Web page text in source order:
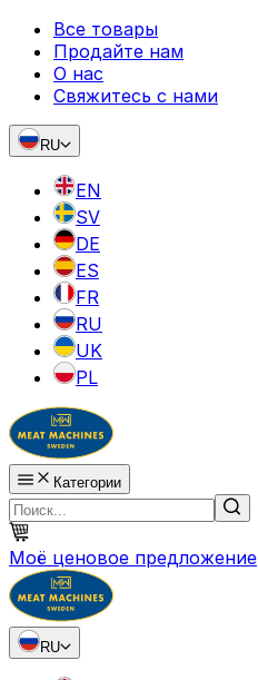
Все товары
Продайте нам
О нас
Свяжитесь с нами
RU
EN
SV
DE
ES
FR
RU
UK
PL
Категории
Моё ценовое предложение
RU